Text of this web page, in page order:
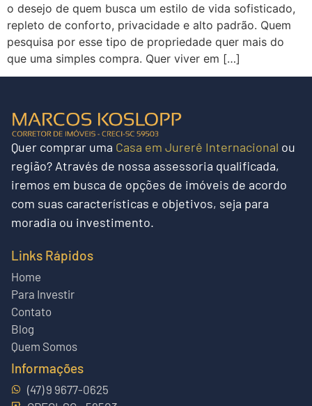
o desejo de quem busca um estilo de vida sofisticado,
repleto de conforto, privacidade e alto padrão. Quem
pesquisa por esse tipo de propriedade quer mais do
que uma simples compra. Quer viver em […]
Quer comprar uma Casa em Jurerê Internacional ou
região? Através de nossa assessoria qualificada,
iremos em busca de opções de imóveis de acordo
com suas características e objetivos, seja para
moradia ou investimento.
Links Rápidos
Home
Para Investir
Contato
Blog
Quem Somos
Informações
(47) 9 9677-0625